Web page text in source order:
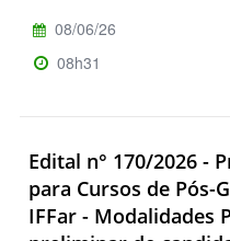
08/06/26
08h31
Edital n° 170/2026 -
para Cursos de Pós-
IFFar - Modalidades